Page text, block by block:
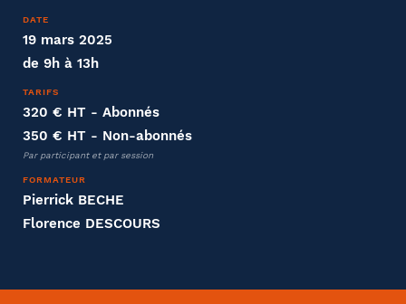
DATE
19 mars 2025
de 9h à 13h
TARIFS
320 € HT - Abonnés
350 € HT - Non-abonnés
Par participant et par session
FORMATEUR
Pierrick BECHE
Florence DESCOURS
Entreprise
Société
Fonction